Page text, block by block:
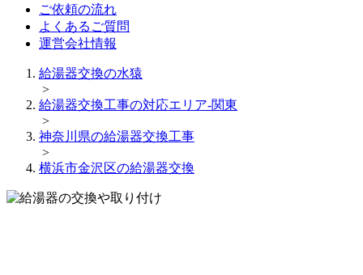
ご依頼の流れ
よくあるご質問
運営会社情報
給湯器交換の水猿
>
給湯器交換工事の対応エリア-関東
>
神奈川県の給湯器交換工事
>
横浜市金沢区の給湯器交換